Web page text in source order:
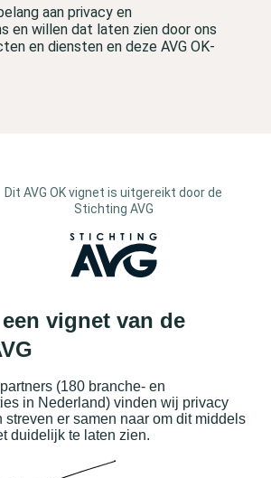
aan privacy en
en willen dat laten zien door ons
en diensten en deze AVG OK-
Dit AVG OK vignet is uitgereikt door de
Stichting AVG
vignet van de
(180 branche- en
in Nederland) vinden wij privacy
streven er samen naar om dit middels
duidelijk te laten zien.